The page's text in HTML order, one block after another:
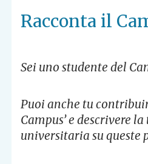
Racconta il
Sei uno studente del
Puoi anche tu
Campus’ e descrivere
universitaria su queste